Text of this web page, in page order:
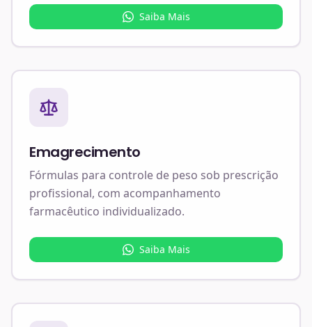
Saiba Mais
Emagrecimento
Fórmulas para controle de peso sob prescrição
profissional, com acompanhamento
farmacêutico individualizado.
Saiba Mais